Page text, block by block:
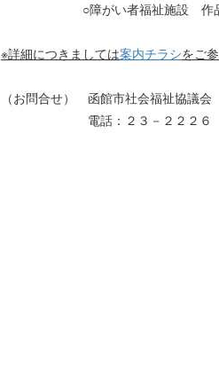
○障がい者福祉施設 作品
※詳細につきましては案内チラシをご
（お問合せ） 函館市社会福祉協議
電話：２３－２２２６ FAX